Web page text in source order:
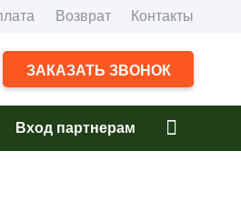
Возврат Контакты
ЗАКАЗАТЬ ЗВОНОК
Вход партнерам